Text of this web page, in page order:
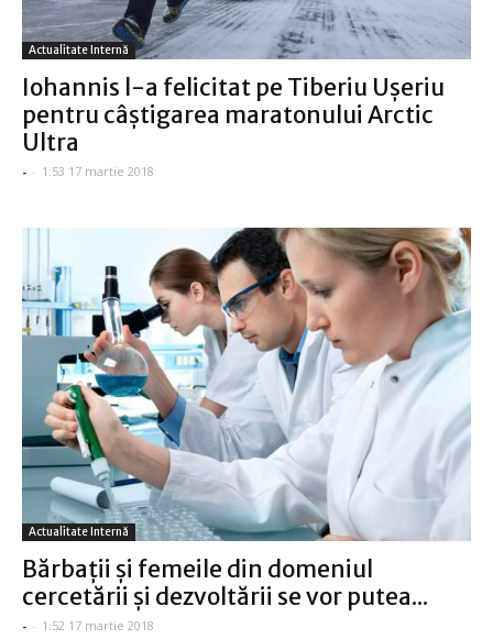
Actualitate Internă
Iohannis l-a felicitat pe Tiberiu Uşeriu
pentru câştigarea maratonului Arctic
Ultra
- - 1:53 17 martie 2018
Actualitate Internă
Bărbaţii şi femeile din domeniul
cercetării şi dezvoltării se vor putea...
- - 1:52 17 martie 2018